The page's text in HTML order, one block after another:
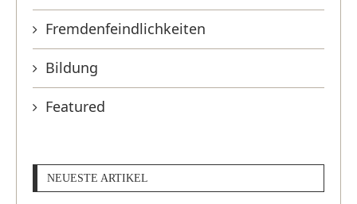
Fremdenfeindlichkeiten
Bildung
Featured
NEUESTE ARTIKEL